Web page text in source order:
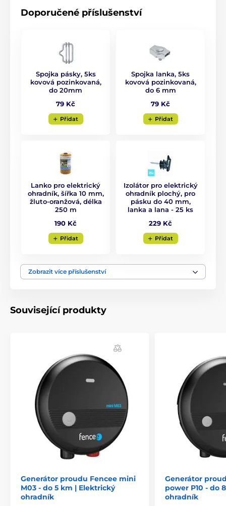
Doporučené příslušenství
Spojka pásky, 5ks
kovová pozinkovaná,
do 20mm
79 Kč
Přidat
Spojka lanka, 5ks
kovová pozinkovaná,
do 6 mm
79 Kč
Přidat
Lanko pro elektrický
ohradník, šířka 10 mm,
žluto-oranžová, délka
250 m
190 Kč
Přidat
Izolátor pro elektrický
ohradník plochý, pro
pásku do 40 mm,
lanka a lana - 25 ks
229 Kč
Přidat
Zobrazit více příslušenství
Související produkty
Generátor proudu Fencee mini
M03 - do 5 km | Elektrický
ohradník
Generátor
power P10 - do
ohradník